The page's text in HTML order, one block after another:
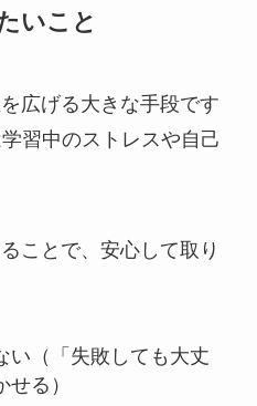
いこと
広げる大きな手段です
習中のストレスや自己
ことで、安心して取り
い（「失敗しても大丈
る）